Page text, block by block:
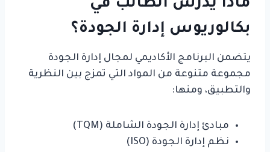
ماذا يدرس الطالب في
بكالوريوس إدارة الجودة؟
يتضمن البرنامج الأكاديمي لمجال إدارة الجودة
مجموعة متنوعة من المواد التي تمزج بين النظرية
والتطبيق، ومنها:
مبادئ إدارة الجودة الشاملة (TQM)
نظم إدارة الجودة (ISO)